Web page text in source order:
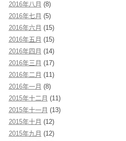
2016年八月 (8)
2016年七月 (5)
2016年六月 (15)
2016年五月 (15)
2016年四月 (14)
2016年三月 (17)
2016年二月 (11)
2016年一月 (8)
2015年十二月 (11)
2015年十一月 (13)
2015年十月 (12)
2015年九月 (12)